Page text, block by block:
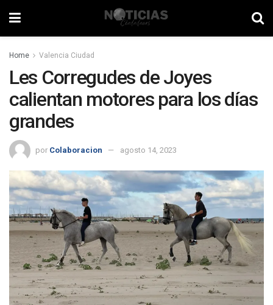
Home Valencia Ciudad
Les Corregudes de Joyes
calientan motores para los días
grandes
por Colaboracion agosto 14, 2023